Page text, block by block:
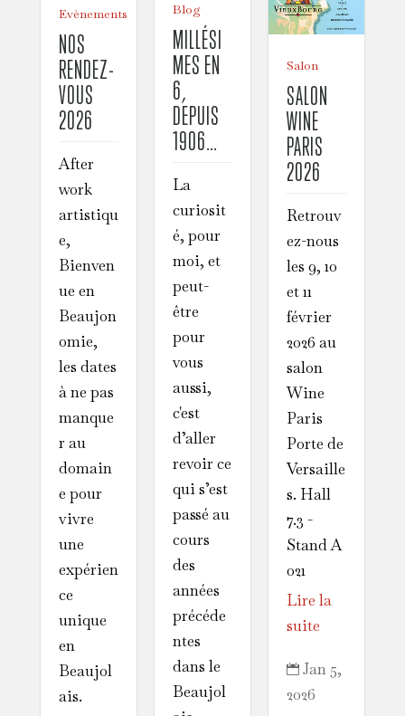
Evènements
NOS
RENDEZ-
VOUS
2026
After
work
artistiqu
e,
Bienven
ue en
Beaujon
omie,
les dates
à ne pas
manque
r au
domain
e pour
vivre
une
expérien
ce
unique
en
Beaujol
ais.
Blog
MILLÉSI
MES EN
6,
DEPUIS
1906…
La
curiosit
é, pour
moi, et
peut-
être
pour
vous
aussi,
c'est
d’aller
revoir ce
qui s’est
passé au
cours
des
années
précéde
ntes
dans le
Beaujol
Salon
SALON
WINE
PARIS
2026
Retrouv
ez-nous
les 9, 10
et 11
février
2026 au
salon
Wine
Paris
Porte de
Versaille
s. Hall
7.3 -
Stand A
021
Lire la
suite
 Jan 5,
2026